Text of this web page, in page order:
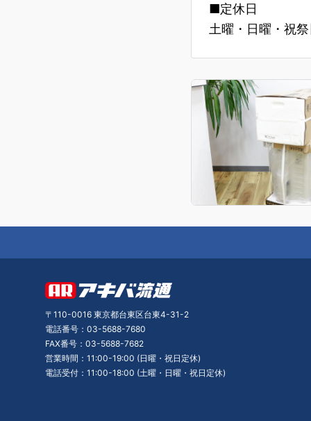
■定休日
土曜・日曜・祝
〒110-0016 東京都台東区台東4-31-2
電話番号：03-5688-7680
FAX番号：03-5688-7682
営業時間：11:00-19:00 (日曜・祝日定休)
電話受付：11:00-18:00 (土曜・日曜・祝日定休)